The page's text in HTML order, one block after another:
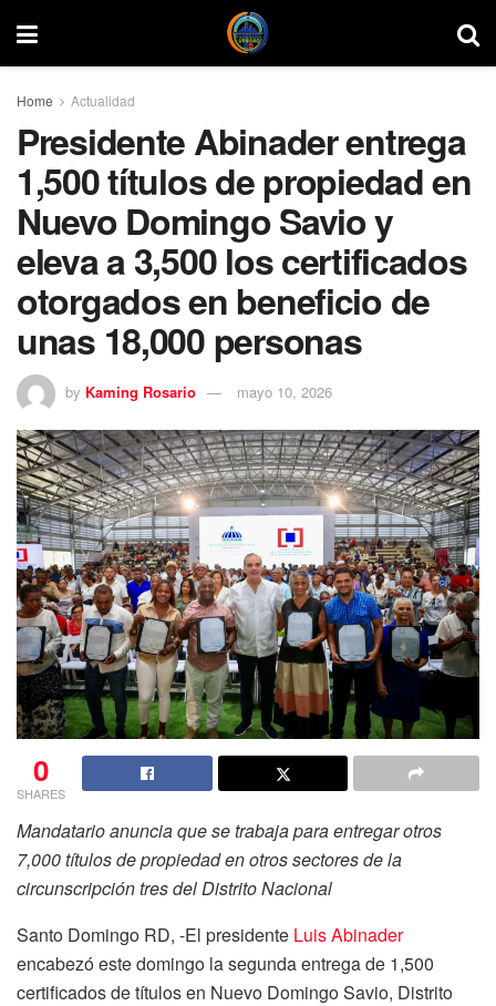
Home Actualidad
Presidente Abinader entrega
1,500 títulos de propiedad en
Nuevo Domingo Savio y
eleva a 3,500 los certificados
otorgados en beneficio de
unas 18,000 personas
by Kaming Rosario mayo 10, 2026
0
SHARES
Mandatario anuncia que se trabaja para entregar otros
7,000 títulos de propiedad en otros sectores de la
circunscripción tres del Distrito Nacional
Santo Domingo RD, -El presidente Luis Abinader
encabezó este domingo la segunda entrega de 1,500
certificados de títulos en Nuevo Domingo Savio, Distrito